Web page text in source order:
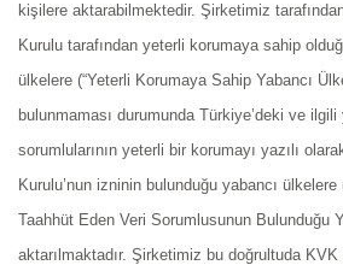
kişilere aktarabilmektedir. Şirketimiz
Kurulu tarafından yeterli korumaya sahip
ülkelere (“Yeterli Korumaya Sahip Yabancı
bulunmaması durumunda Türkiye’deki ve
sorumlularının yeterli bir korumayı yazılı
Kurulu’nun izninin bulunduğu yabancı ülkelere
Taahhüt Eden Veri Sorumlusunun Bulunduğu
aktarılmaktadır. Şirketimiz bu doğrultuda KVK